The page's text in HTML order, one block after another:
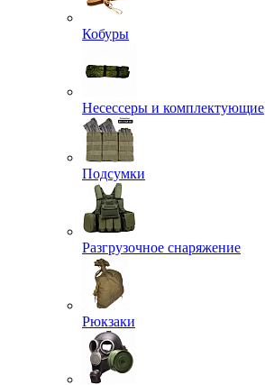
Кобуры
Несессеры и комплектующие
Подсумки
Разгрузочное снаряжение
Рюкзаки